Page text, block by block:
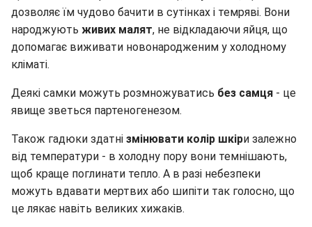
дозволяє їм чудово бачити в сутінках і темряві. Вони
народжують живих малят, не відкладаючи яйця, що
допомагає виживати новонародженим у холодному
кліматі.
Деякі самки можуть розмножуватись без самця - це
явище зветься партеногенезом.
Також гадюки здатні змінювати колір шкіри залежно
від температури - в холодну пору вони темнішають,
щоб краще поглинати тепло. А в разі небезпеки
можуть вдавати мертвих або шипіти так голосно, що
це лякає навіть великих хижаків.